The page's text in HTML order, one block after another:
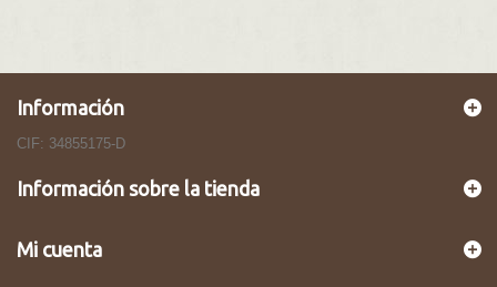
Información
CIF: 34855175-D
Información sobre la tienda
Mi cuenta